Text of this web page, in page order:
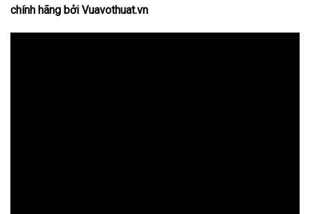
chính hãng bởi Vuavothuat.vn